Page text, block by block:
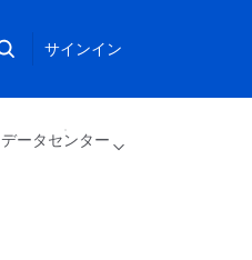
サインイン
データセンター